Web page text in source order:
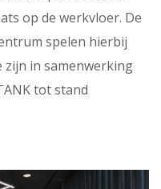
op de werkvloer. De
spelen hierbij
zijn in samenwerking
tot stand